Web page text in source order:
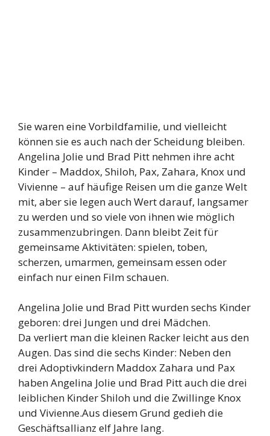
Sie waren eine Vorbildfamilie, und vielleicht
können sie es auch nach der Scheidung bleiben.
Angelina Jolie und Brad Pitt nehmen ihre acht
Kinder – Maddox, Shiloh, Pax, Zahara, Knox und
Vivienne – auf häufige Reisen um die ganze Welt
mit, aber sie legen auch Wert darauf, langsamer
zu werden und so viele von ihnen wie möglich
zusammenzubringen. Dann bleibt Zeit für
gemeinsame Aktivitäten: spielen, toben,
scherzen, umarmen, gemeinsam essen oder
einfach nur einen Film schauen.
Angelina Jolie und Brad Pitt wurden sechs Kinder
geboren: drei Jungen und drei Mädchen.
Da verliert man die kleinen Racker leicht aus den
Augen. Das sind die sechs Kinder: Neben den
drei Adoptivkindern Maddox Zahara und Pax
haben Angelina Jolie und Brad Pitt auch die drei
leiblichen Kinder Shiloh und die Zwillinge Knox
und Vivienne.Aus diesem Grund gedieh die
Geschäftsallianz elf Jahre lang.